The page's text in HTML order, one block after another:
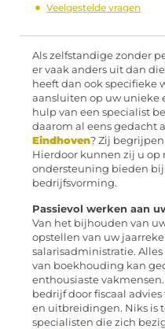
Veelgestelde vragen
Als zelfstandige zonder
er vaak anders uit dan
heeft dan ook specifieke
aansluiten op uw unieke
hulp van een specialist
daarom al eens gedacht
Eindhoven? Zij
Hierdoor kunnen zij u op
ondersteuning bieden
bedrijfsvorming.
Passievol werken aan
Van het bijhouden van
opstellen van uw
salarisadministratie.
van boekhouding kan
enthousiaste
bedrijf door fiscaal
en uitbreidingen. Niks is
specialisten die zich